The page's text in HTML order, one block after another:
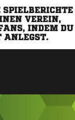
VEREIN,
INDEM DU
ANLEGST.